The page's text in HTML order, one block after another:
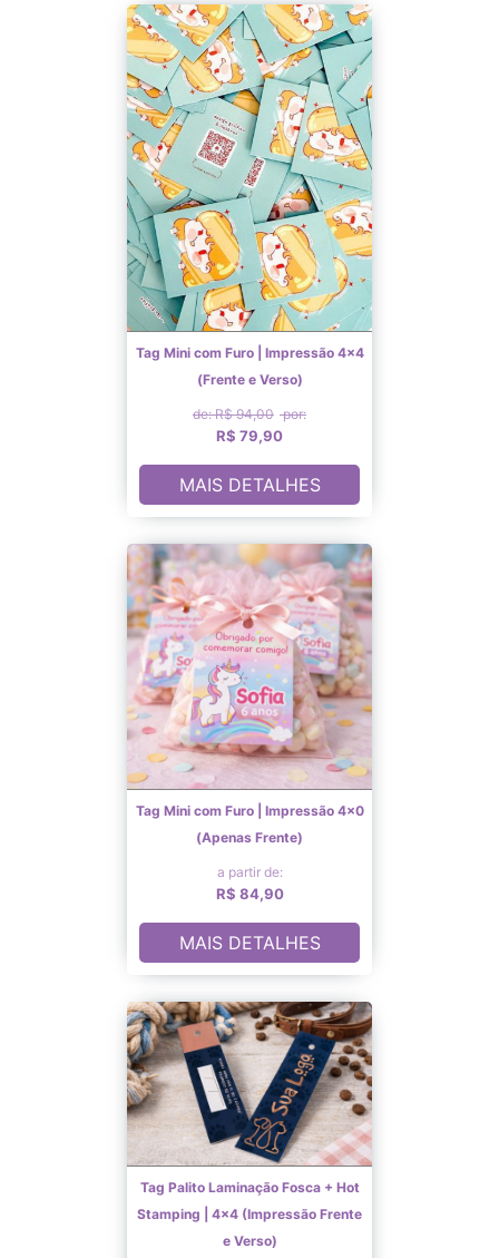
Tag Mini com Furo | Impressão 4×4
(Frente e Verso)
de: R$ 94,00 por:
R$ 79,90
MAIS DETALHES
Tag Mini com Furo | Impressão 4×0
(Apenas Frente)
a partir de:
R$ 84,90
MAIS DETALHES
Tag Palito Laminação Fosca + Hot
Stamping | 4x4 (Impressão Frente
e Verso)